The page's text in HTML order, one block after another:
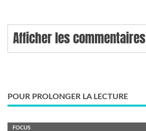
Afficher les commentaires
POUR PROLONGER LA LECTURE
FOCUS